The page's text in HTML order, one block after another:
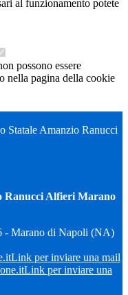
al funzionamento potete
possono essere
nella pagina della cookie
Statale Amanzio Ranucci
Ranucci Alfieri Marano
- Marano di Napoli (NA)
Link per inviare una mail
Link per inviare una